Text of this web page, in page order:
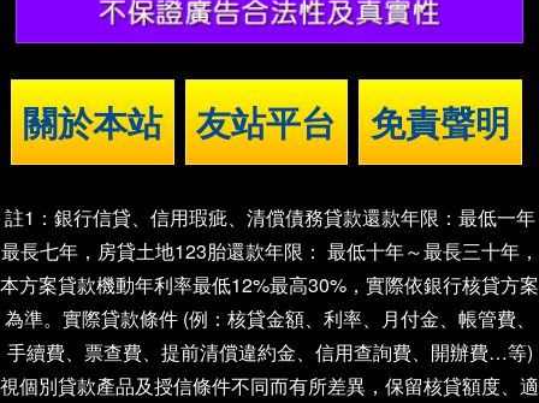
關於本站 友站平台 免責聲明
註1：銀行信貸、信用瑕疵、清償債務貸款還款年限：最低一年
最長七年，房貸土地123胎還款年限： 最低十年～最長三十年，
本方案貸款機動年利率最低12%最高30%，實際依銀行核貸方案
為準。實際貸款條件 (例：核貸金額、利率、月付金、帳管費、
手續費、票查費、提前清償違約金、信用查詢費、開辦費…等)
視個別貸款產品及授信條件不同而有所差異，保留核貸額度、適